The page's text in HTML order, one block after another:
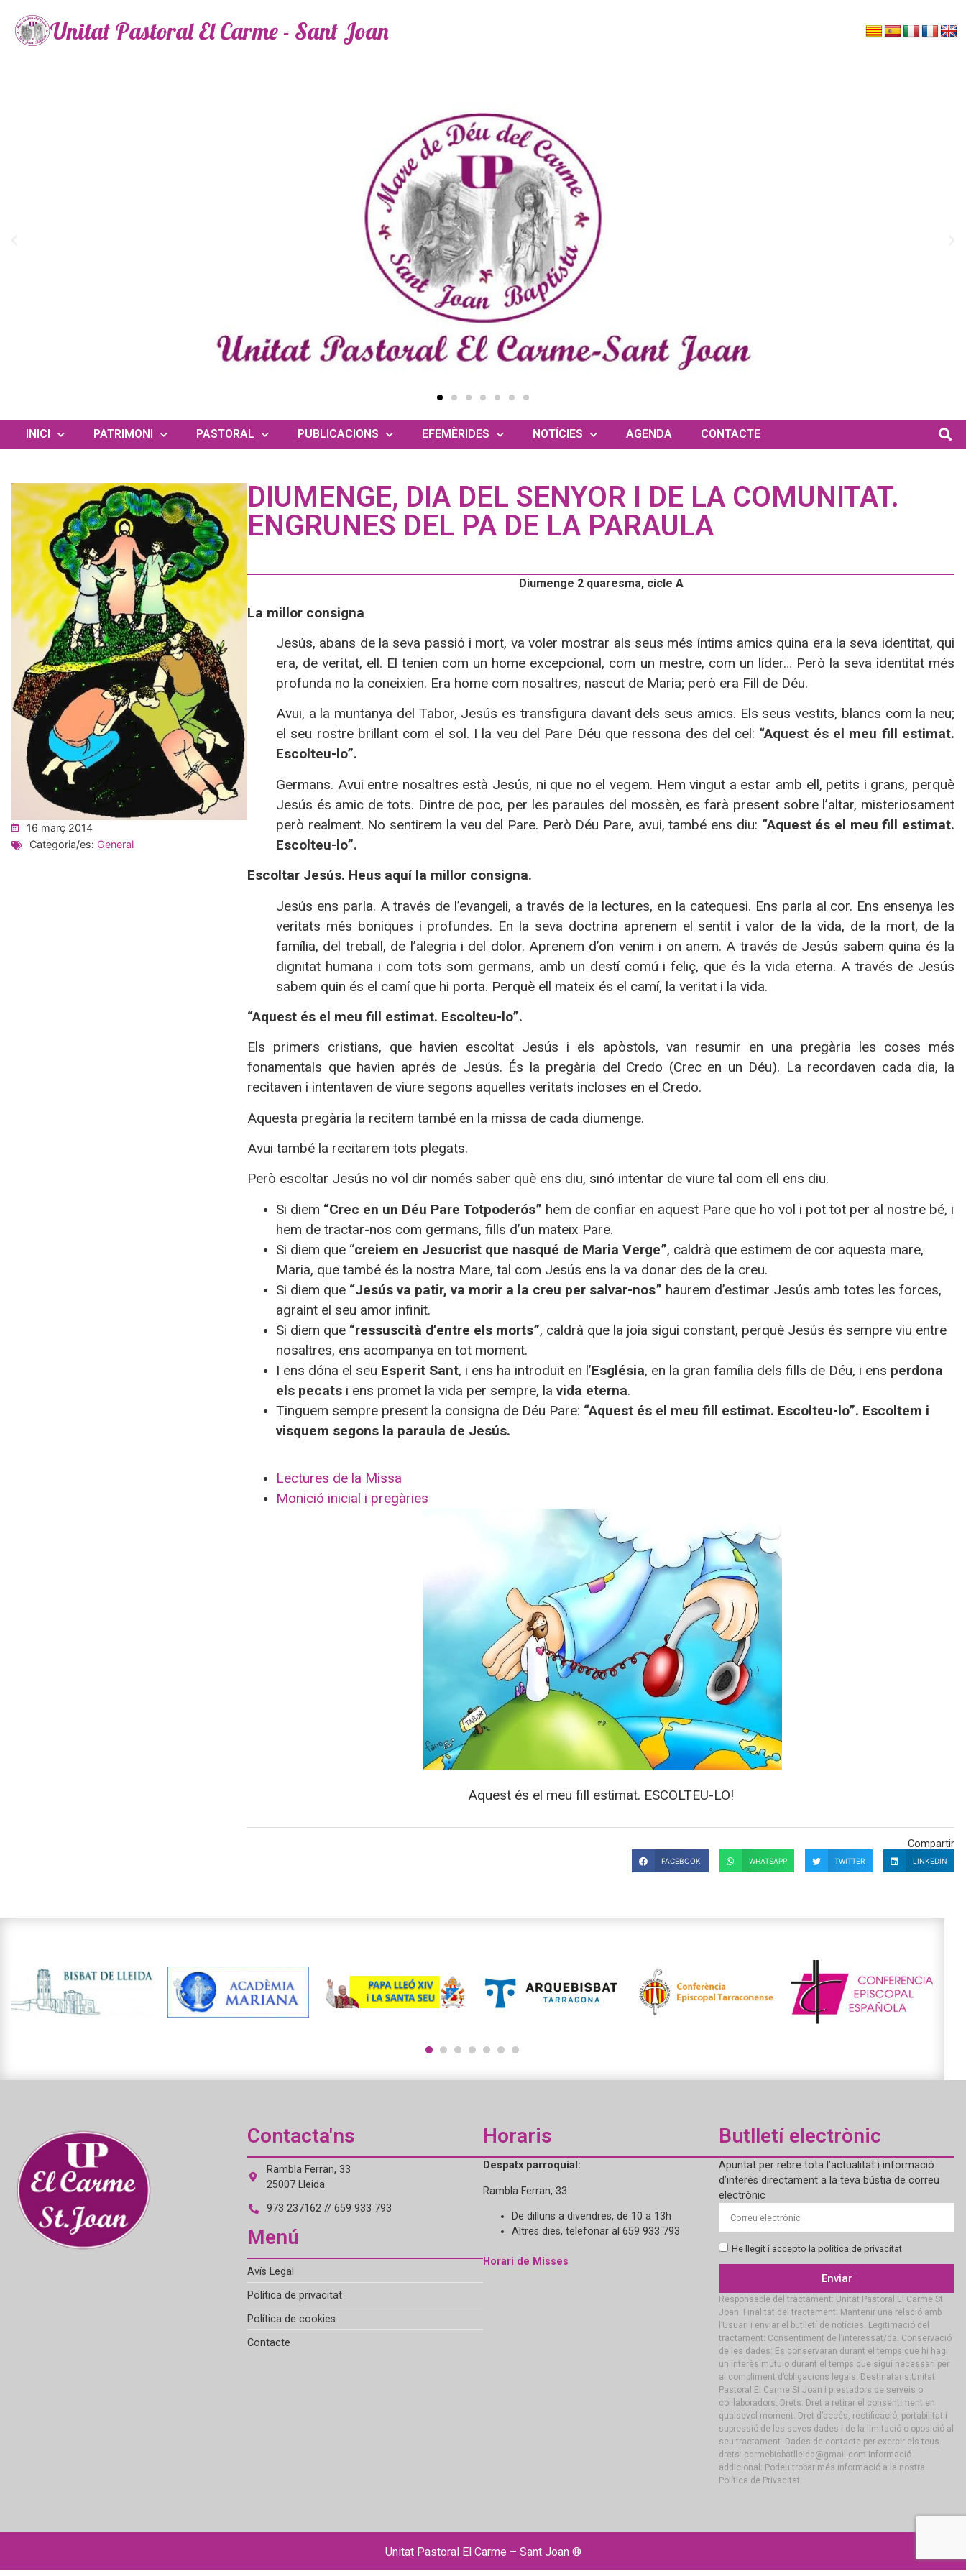
Unitat Pastoral El Carme - Sant Joan
INICI PATRIMONI PASTORAL PUBLICACIONS EFEMÈRIDES NOTÍCIES AGENDA CONTACTE
16 març 2014
Categoria/es: General
DIUMENGE, DIA DEL SENYOR I DE LA COMUNITAT.
ENGRUNES DEL PA DE LA PARAULA
Diumenge 2 quaresma, cicle A
La millor consigna
Jesús, abans de la seva passió i mort, va voler mostrar als seus més íntims amics quina era la seva identitat, qui
era, de veritat, ell. El tenien com un home excepcional, com un mestre, com un líder… Però la seva identitat més
profunda no la coneixien. Era home com nosaltres, nascut de Maria; però era Fill de Déu.
Avui, a la muntanya del Tabor, Jesús es transfigura davant dels seus amics. Els seus vestits, blancs com la neu;
el seu rostre brillant com el sol. I la veu del Pare Déu que ressona des del cel: “Aquest és el meu fill estimat.
Escolteu-lo”.
Germans. Avui entre nosaltres està Jesús, ni que no el vegem. Hem vingut a estar amb ell, petits i grans, perquè
Jesús és amic de tots. Dintre de poc, per les paraules del mossèn, es farà present sobre l’altar, misteriosament
però realment. No sentirem la veu del Pare. Però Déu Pare, avui, també ens diu: “Aquest és el meu fill estimat.
Escolteu-lo”.
Escoltar Jesús. Heus aquí la millor consigna.
Jesús ens parla. A través de l’evangeli, a través de la lectures, en la catequesi. Ens parla al cor. Ens ensenya les
veritats més boniques i profundes. En la seva doctrina aprenem el sentit i valor de la vida, de la mort, de la
família, del treball, de l’alegria i del dolor. Aprenem d’on venim i on anem. A través de Jesús sabem quina és la
dignitat humana i com tots som germans, amb un destí comú i feliç, que és la vida eterna. A través de Jesús
sabem quin és el camí que hi porta. Perquè ell mateix és el camí, la veritat i la vida.
“Aquest és el meu fill estimat. Escolteu-lo”.
Els primers cristians, que havien escoltat Jesús i els apòstols, van resumir en una pregària les coses més
fonamentals que havien aprés de Jesús. És la pregària del Credo (Crec en un Déu). La recordaven cada dia, la
recitaven i intentaven de viure segons aquelles veritats incloses en el Credo.
Aquesta pregària la recitem també en la missa de cada diumenge.
Avui també la recitarem tots plegats.
Però escoltar Jesús no vol dir només saber què ens diu, sinó intentar de viure tal com ell ens diu.
Si diem “Crec en un Déu Pare Totpoderós” hem de confiar en aquest Pare que ho vol i pot tot per al nostre bé, i
hem de tractar-nos com germans, fills d’un mateix Pare.
Si diem que “creiem en Jesucrist que nasqué de Maria Verge”, caldrà que estimem de cor aquesta mare,
Maria, que també és la nostra Mare, tal com Jesús ens la va donar des de la creu.
Si diem que “Jesús va patir, va morir a la creu per salvar-nos” haurem d’estimar Jesús amb totes les forces,
agraint el seu amor infinit.
Si diem que “ressuscità d’entre els morts”, caldrà que la joia sigui constant, perquè Jesús és sempre viu entre
nosaltres, ens acompanya en tot moment.
I ens dóna el seu Esperit Sant, i ens ha introduït en l’Església, en la gran família dels fills de Déu, i ens perdona
els pecats i ens promet la vida per sempre, lavida eterna.
Tinguem sempre present la consigna de Déu Pare: “Aquest és el meu fill estimat. Escolteu-lo”. Escoltem i
visquem segons la paraula de Jesús.
Lectures de la Missa
Monició inicial i pregàries
Aquest és el meu fill estimat. ESCOLTEU-LO!
Compartir
FACEBOOK WHATSAPP TWITTER LINKEDIN
Contacta'ns
Rambla Ferran, 33
25007 Lleida
973 237162 // 659 933 793
Menú
Avís Legal
Política de privacitat
Política de cookies
Contacte
Horaris
Despatx parroquial:
Rambla Ferran, 33
De dilluns a divendres, de 10 a 13h
Altres dies, telefonar al 659 933 793
Horari de Misses
Butlletí electrònic
Apuntat per rebre tota l’actualitat i informació
d’interès directament a la teva bústia de correu
electrònic
He llegit i accepto la política de privacitat
Enviar
Responsable del tractament: Unitat Pastoral El Carme St
Joan. Finalitat del tractament: Mantenir una relació amb
l’Usuari i enviar el butlletí de notícies. Legitimació del
tractament: Consentiment de l’interessat/da. Conservació
de les dades: Es conservaran durant el temps que hi hagi
un interès mutu o durant el temps que sigui necessari per
al compliment d’obligacions legals. Destinataris:Unitat
Pastoral El Carme St Joan i prestadors de serveis o
col·laboradors. Drets: Dret a retirar el consentiment en
qualsevol moment. Dret d’accés, rectificació, portabilitat i
supressió de les seves dades i de la limitació o oposició al
seu tractament. Dades de contacte per exercir els teus
drets: carmebisbatlleida@gmail.com Informació
addicional: Podeu trobar més informació a la nostra
Política de Privacitat.
Unitat Pastoral El Carme – Sant Joan ®